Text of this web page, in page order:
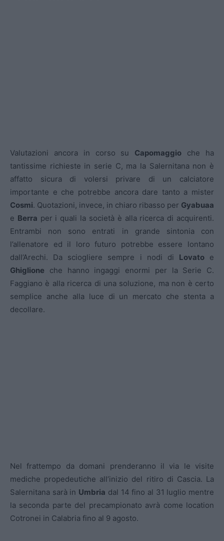
Valutazioni ancora in corso su Capomaggio che ha
tantissime richieste in serie C, ma la Salernitana non è
affatto sicura di volersi privare di un calciatore
importante e che potrebbe ancora dare tanto a mister
Cosmi. Quotazioni, invece, in chiaro ribasso per Gyabuaa
e Berra per i quali la società è alla ricerca di acquirenti.
Entrambi non sono entrati in grande sintonia con
l’allenatore ed il loro futuro potrebbe essere lontano
dall’Arechi. Da sciogliere sempre i nodi di Lovatoe
Ghiglione che hanno ingaggi enormi per la Serie C.
Faggiano è alla ricerca di una soluzione, ma non è certo
semplice anche alla luce di un mercato che stenta a
decollare.
Nel frattempo da domani prenderanno il via le visite
mediche propedeutiche all’inizio del ritiro di Cascia. La
Salernitana sarà in Umbria dal 14 fino al 31 luglio mentre
la seconda parte del precampionato avrà come location
Cotronei in Calabria fino al 9 agosto.